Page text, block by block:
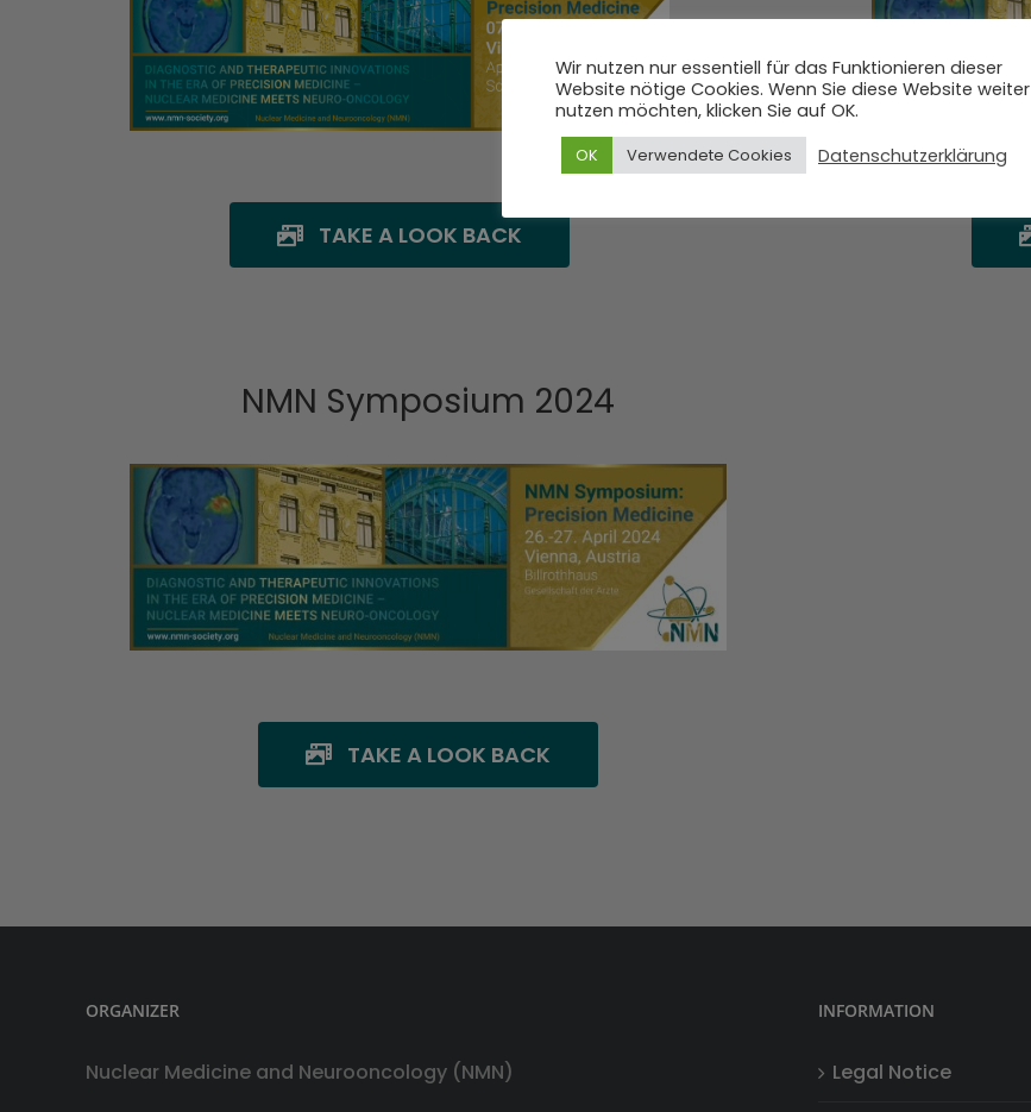
TAKE A LOOK BACK
NMN Symposium 2024
TAKE A LOOK BACK
ORGANIZER
Nuclear Medicine and Neurooncology (NMN)
INFORMATION
Legal Notice
Wir nutzen nur essentiell für das Funktionieren dieser
Website nötige Cookies. Wenn Sie diese Website weiter
nutzen möchten, klicken Sie auf OK.
OK Verwendete Cookies Datenschutzerklärung